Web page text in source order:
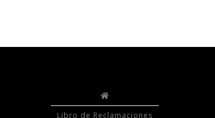
Libro de Reclamaciones